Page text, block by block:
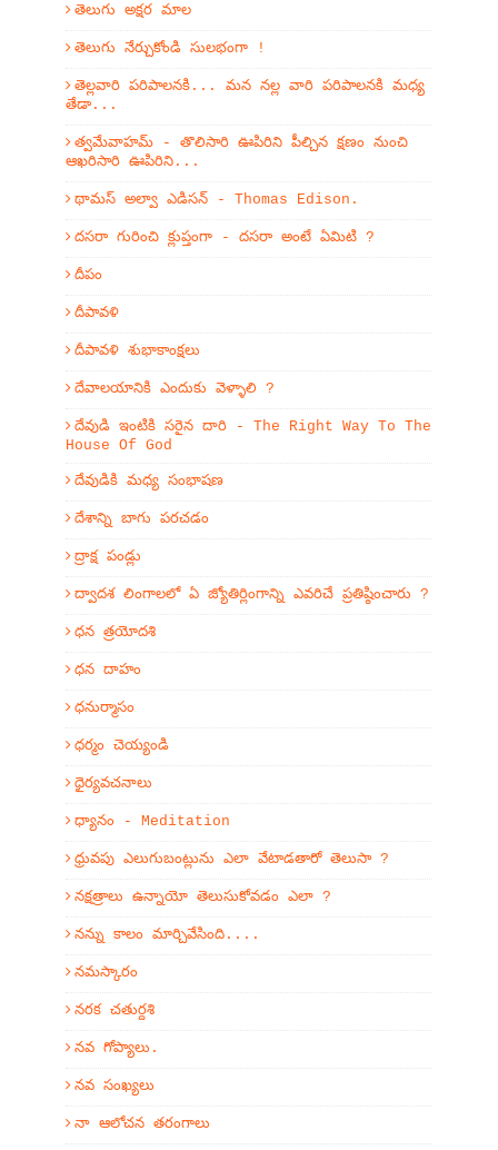
తెలుగు అక్షర మాల
తెలుగు నేర్చుకోండి సులభంగా !
తెల్లవారి పరిపాలనకి... మన నల్ల వారి పరిపాలనకి మధ్య
తేడా...
త్వమేవాహమ్‌ - తొలిసారి ఊపిరిని పీల్చిన క్షణం నుంచి
ఆఖరిసారి ఊపిరిని...
థామస్ అల్వా ఎడిసన్ - Thomas Edison.
దసరా గురించి క్లుప్తంగా - దసరా అంటే ఏమిటి ?
దీపం
దీపావళి
దీపావళి శుభాకాంక్షలు
దేవాలయానికి ఎందుకు వెళ్ళాలి ?
దేవుడి ఇంటికి సరైన దారి - The Right Way To The
House Of God
దేవుడికి మధ్య సంభాషణ
దేశాన్ని బాగు పరచడం
ద్రాక్ష పండ్లు
ద్వాదశ లింగాలలో ఏ జ్యోతిర్లింగాన్ని ఎవరిచే ప్రతిష్ఠించారు ?
ధన త్రయోదశి
ధన దాహం
ధనుర్మాసం
ధర్మం చెయ్యండి
ధైర్యవచనాలు
ధ్యానం - Meditation
ధ్రువపు ఎలుగుబంట్లును ఎలా వేటాడతారో తెలుసా ?
నక్షత్రాలు ఉన్నాయో తెలుసుకోవడం ఎలా ?
నన్ను కాలం మార్చివేసింది....
నమస్కారం
నరక చతుర్దశి
నవ గోప్యాలు.
నవ సంఖ్యలు
నా ఆలోచన తరంగాలు